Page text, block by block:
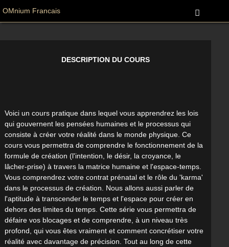
OMnium Francais
DESCRIPTION DU COURS
Voici un cours pratique dans lequel vous apprendrez les lois
qui gouvernent les pensées humaines et le processus qui
consiste à créer votre réalité dans le monde physique. Ce
cours vous permettra de comprendre le fonctionnement de la
formule de création (l'intention, le désir, la croyance, le
lâcher-prise) à travers la matrice humaine et l'espace-temps.
Vous comprendrez votre contrat prénatal et le rôle du 'karma'
dans le processus de création. Nous allons aussi parler de
l'aptitude à transcender le temps et l'espace pour créer en
dehors des limites du temps. Cette série vous permettra de
défaire vos blocages et de comprendre, à un niveau très
profond, qui vous êtes vraiment et comment concrétiser votre
réalité avec davantage de précision. Tout au long de cette